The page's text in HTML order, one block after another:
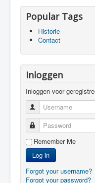
Popular Tags
Historie
Contact
Inloggen
Inloggen voor
Username
Password
Remember Me
Log in
Forgot your username?
Forgot your password?